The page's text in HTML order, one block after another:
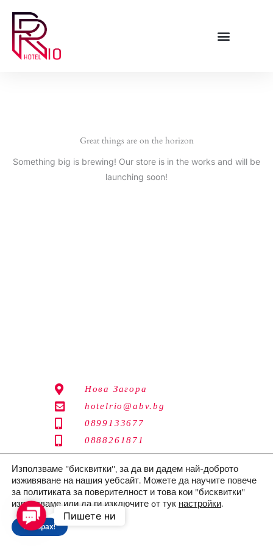
content
Great things are on the horizon
Something big is brewing! Our store is in the works and will be
launching soon!
Нова Загора
hotelrio@abv.bg
0899133677
0888261871
©Copyright 2026 Хотел Рио
Политика за поверителност
Изработка на уеб сайт
Използваме "бисквитки", за да ви дадем най-доброто
изживяване на нашия уебсайт. Можете да научите повече
за политиката за поверителност и това кои "бисквитки"
използваме или да ги изключите oт тук настройки.
Разбрах!
Contact
Us
Пишете ни